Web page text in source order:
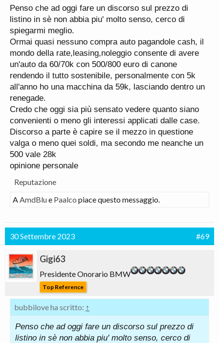
Penso che ad oggi fare un discorso sul prezzo di
listino in sè non abbia piu' molto senso, cerco di
spiegarmi meglio.
Ormai quasi nessuno compra auto pagandole cash, il
mondo della rate,leasing,noleggio consente di avere
un'auto da 60/70k con 500/800 euro di canone
rendendo il tutto sostenibile, personalmente con 5k
all'anno ho una macchina da 59k, lasciando dentro un
renegade.
Credo che oggi sia più sensato vedere quanto siano
convenienti o meno gli interessi applicati dalle case.
Discorso a parte è capire se il mezzo in questione
valga o meno quei soldi, ma secondo me neanche un
500 vale 28k
opinione personale
Reputazione
AAmdBlue Paalco piace questo messaggio.
30 Settembre 2023 #69
Gigi63
Presidente Onorario BMW
Top Reference
bubbilove ha scritto: ↑
Penso che ad oggi fare un discorso sul prezzo di
listino in sè non abbia piu' molto senso, cerco di